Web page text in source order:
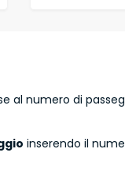
al numero di
inserendo il